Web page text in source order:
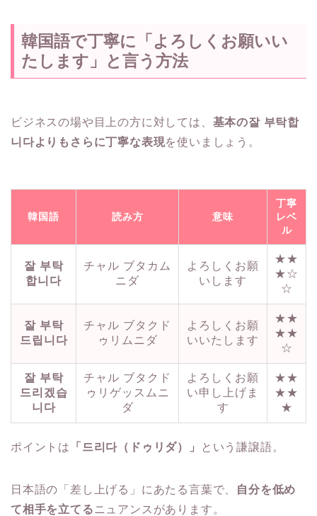
韓国語で丁寧に「よろしくお願いい
たします」と言う方法
ビジネスの場や目上の方に対しては、 基本の잘 부탁합
니다よりもさらに丁寧な表現を使いましょう。
韓国語 読み方 意味
丁寧
レベ
ル
잘 부탁
합니다
チャル ブタカム
ニダ
よろしくお願
いします
★★
★☆
☆
잘 부탁
드립니다
チャル ブタクド
ゥリムニダ
よろしくお願
いいたします
★★
★★
☆
잘 부탁
드리겠습
니다
チャル ブタクド
ゥリゲッスムニ
ダ
よろしくお願
い申し上げま
す
★★
★★
★
ポイントは 「드리다（ドゥリダ）」 という謙譲語。
日本語の「差し上げる」にあたる言葉で、
自分を低め
て相手を立てるニュアンスがあります。